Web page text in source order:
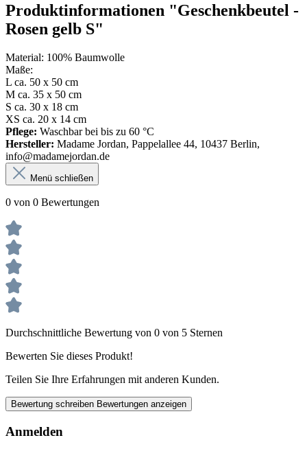
Produktinformationen "Geschenkbeutel -
Rosen gelb S"
Material: 100% Baumwolle
Maße:
L ca. 50 x 50 cm
M ca. 35 x 50 cm
S ca. 30 x 18 cm
XS ca. 20 x 14 cm
Pflege: Waschbar bei bis zu 60 °C
Hersteller: Madame Jordan, Pappelallee 44, 10437 Berlin,
info@madamejordan.de
Menü schließen
0 von 0 Bewertungen
Durchschnittliche Bewertung von 0 von 5 Sternen
Bewerten Sie dieses Produkt!
Teilen Sie Ihre Erfahrungen mit anderen Kunden.
Bewertung schreiben Bewertungen anzeigen
Anmelden